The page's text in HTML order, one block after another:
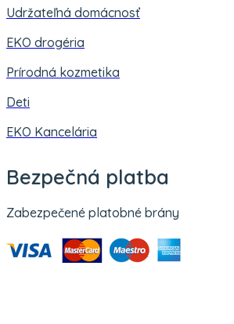
Udržateľná domácnosť
EKO drogéria
Prírodná kozmetika
Deti
EKO Kancelária
Bezpečná platba
Zabezpečené platobné brány